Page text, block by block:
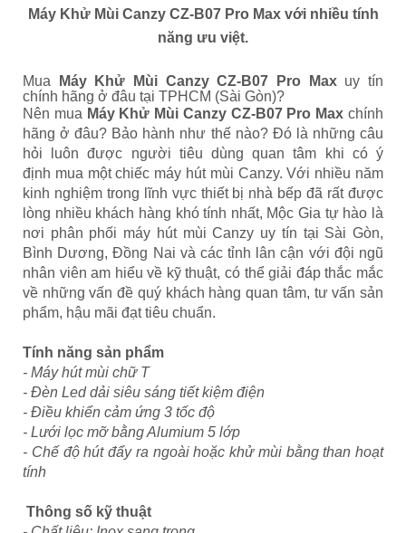
Máy Khử Mùi Canzy CZ-B07 Pro Max với nhiều tính
năng ưu việt.
Mua Máy Khử Mùi Canzy CZ-B07 Pro Maxuy tín
chính hãng ở đâu tại TPHCM (Sài Gòn)?
Nên mua Máy Khử Mùi Canzy CZ-B07 Pro Maxchính
hãng ở đâu? Bảo hành như thế nào? Đó là những câu
hỏi luôn được người tiêu dùng quan tâm khi có ý
định mua một chiếc máy hút mùi Canzy. Với nhiều năm
kinh nghiệm trong lĩnh vực thiết bị nhà bếp đã rất được
lòng nhiều khách hàng khó tính nhất, Mộc Gia tự hào là
nơi phân phối máy hút mùi Canzy uy tín tại Sài Gòn,
Bình Dương, Đồng Nai và các tỉnh lân cận với đội ngũ
nhân viên am hiểu về kỹ thuật, có thể giải đáp thắc mắc
về những vấn đề quý khách hàng quan tâm, tư vấn sản
phẩm, hậu mãi đạt tiêu chuẩn.
Tính năng sản phẩm
- Máy hút mùi chữ T
- Đèn Led dải siêu sáng tiết kiệm điện
- Điều khiển cảm ứng 3 tốc độ
- Lưới lọc mỡ bằng Alumium 5 lớp
- Chế độ hút đẩy ra ngoài hoặc khử mùi bằng than hoạt
tính
Thông số kỹ thuật